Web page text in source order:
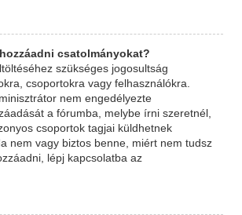
csatolmányokat?
szükséges jogosultság
csoportokra vagy felhasználókra.
nem engedélyezte
a fórumba, melybe írni szeretnél,
csoportok tagjai küldhetnek
nem vagy biztos benne, miért nem tudsz
lépj kapcsolatba az